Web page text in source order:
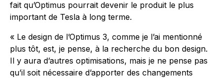
fait qu’Optimus pourrait devenir le produit le plus
important de Tesla à long terme.
« Le design de l’Optimus 3, comme je l’ai mentionné
plus tôt, est, je pense, à la recherche du bon design.
Il y aura d’autres optimisations, mais je ne pense pas
qu’il soit nécessaire d’apporter des changements